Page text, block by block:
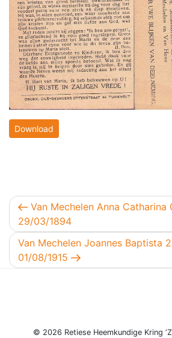
Download
Berichtnavigatie
Vorig bericht
Van Mechelen Anna
29/03/1894
Volgend bericht
Van Mechelen Joannes Baptista
01/08/1915
© 2026 Retiese Heemkundige Kring